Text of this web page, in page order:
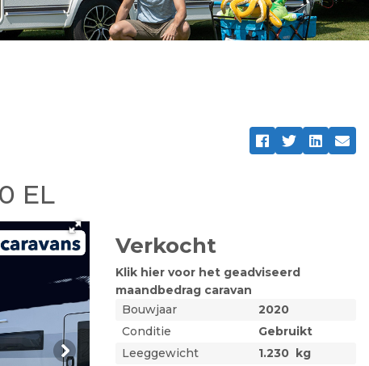
EL
Verkocht
Klik hier voor het geadviseerd
maandbedrag caravan
Bouwjaar
2020
Conditie
Gebruikt
Leeggewicht
1.230 kg